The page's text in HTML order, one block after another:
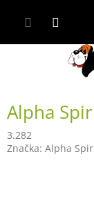
Alpha
3.282
Značka: Alpha